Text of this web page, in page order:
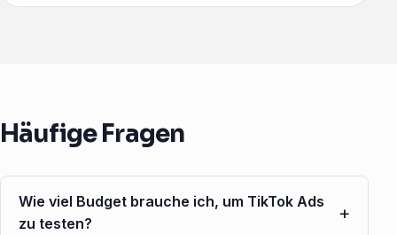
Häufige Fragen
Wie viel Budget brauche ich, um TikTok Ads
zu testen?
+